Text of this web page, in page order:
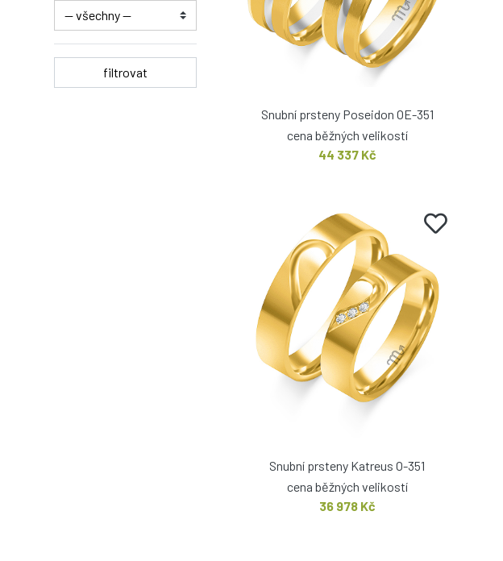
filtrovat
Snubní prsteny Poseidon OE-351
cena běžných velikostí
44 337 Kč
Snubní prsteny Katreus O-351
cena běžných velikostí
36 978 Kč